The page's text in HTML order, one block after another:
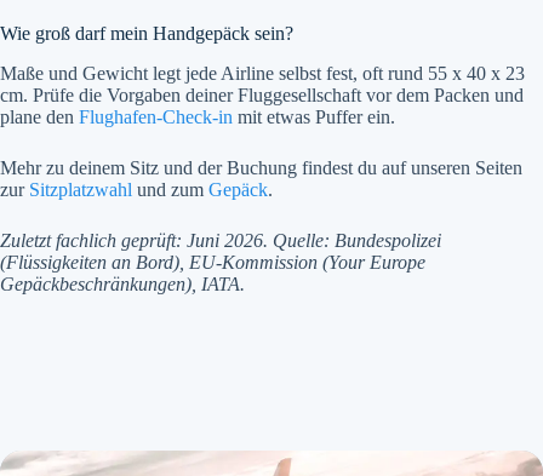
Wie groß darf mein Handgepäck sein?
Maße und Gewicht legt jede Airline selbst fest, oft rund 55 x 40 x 23
cm. Prüfe die Vorgaben deiner Fluggesellschaft vor dem Packen und
plane den Flughafen-Check-in mit etwas Puffer ein.
Mehr zu deinem Sitz und der Buchung findest du auf unseren Seiten
zur Sitzplatzwahl und zum Gepäck.
Zuletzt fachlich geprüft: Juni 2026. Quelle: Bundespolizei
(Flüssigkeiten an Bord), EU-Kommission (Your Europe
Gepäckbeschränkungen), IATA.